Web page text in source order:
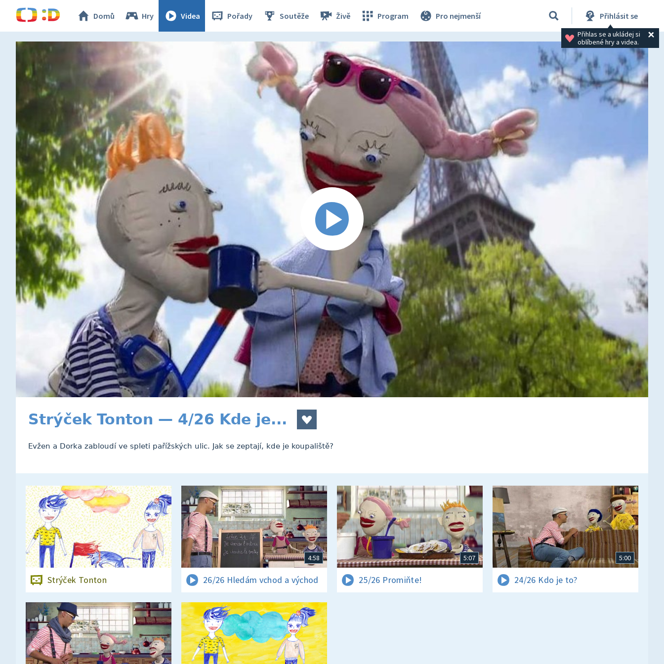
Domů Hry Videa Pořady Soutěže Živě Program Pro nejmenší Přihlásit se
Přihlas se a ukládej si
oblíbené hry a videa.
Strýček Tonton — 4/26 Kde je...
Evžen a Dorka zabloudí ve spleti pařížských ulic. Jak se zeptají, kde je koupaliště?
Strýček Tonton
4:58
26/26 Hledám vchod a východ
5:07
25/26 Promiňte!
5:00
24/26 Kdo je to?